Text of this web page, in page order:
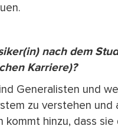
nach dem
Karriere)?
Generalisten und
zu verstehen und
kommt hinzu, dass